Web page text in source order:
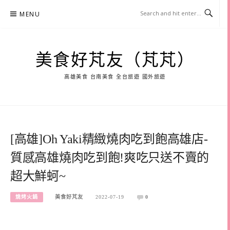
MENU
美食好芃友（芃芃）
高雄美食 台南美食 全台旅遊 國外旅遊
[高雄]Oh Yaki精緻燒肉吃到飽高雄店-
質感高雄燒肉吃到飽!爽吃只送不賣的
超大鮮蚵~
燒烤火鍋 美食好芃友 2022-07-19 0